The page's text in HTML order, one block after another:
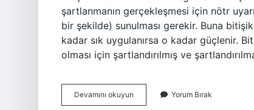
şartlanmanın gerçekleşmesi için nötr
bir şekilde) sunulması gerekir. Buna
kadar sık ​​uygulanırsa o kadar güçlenir.
olması için şartlandırılmış ve
Devamını okuyun Bitişiklik
Ilkesi
Yorum Bırak